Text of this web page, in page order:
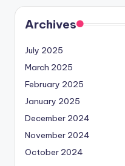
Archives
July 2025
March 2025
February 2025
January 2025
December 2024
November 2024
October 2024